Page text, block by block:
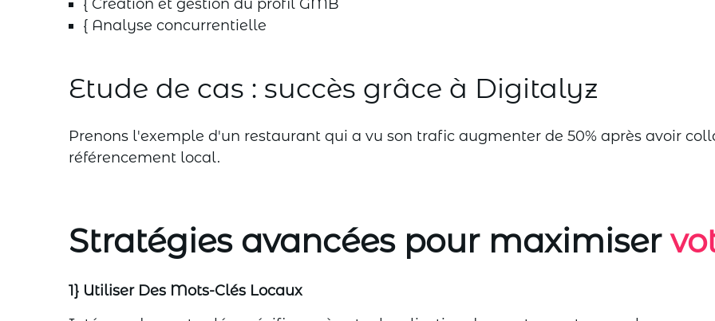
{ Création et gestion du profil GMB
{ Analyse concurrentielle
Etude de cas : succès grâce à Digitalyz
Prenons l'exemple d'un restaurant qui a vu son trafic augmenter de 50% après avoir
référencement local.
Stratégies avancées pour maximiser
1} Utiliser Des Mots-Clés Locaux